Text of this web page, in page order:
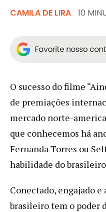
CAMILA DE LIRA 10
O sucesso do filme
de premiações
mercado norte-
que conhecemos há
Fernanda Torres ou
habilidade do
Conectado, engajado
brasileiro tem o poder